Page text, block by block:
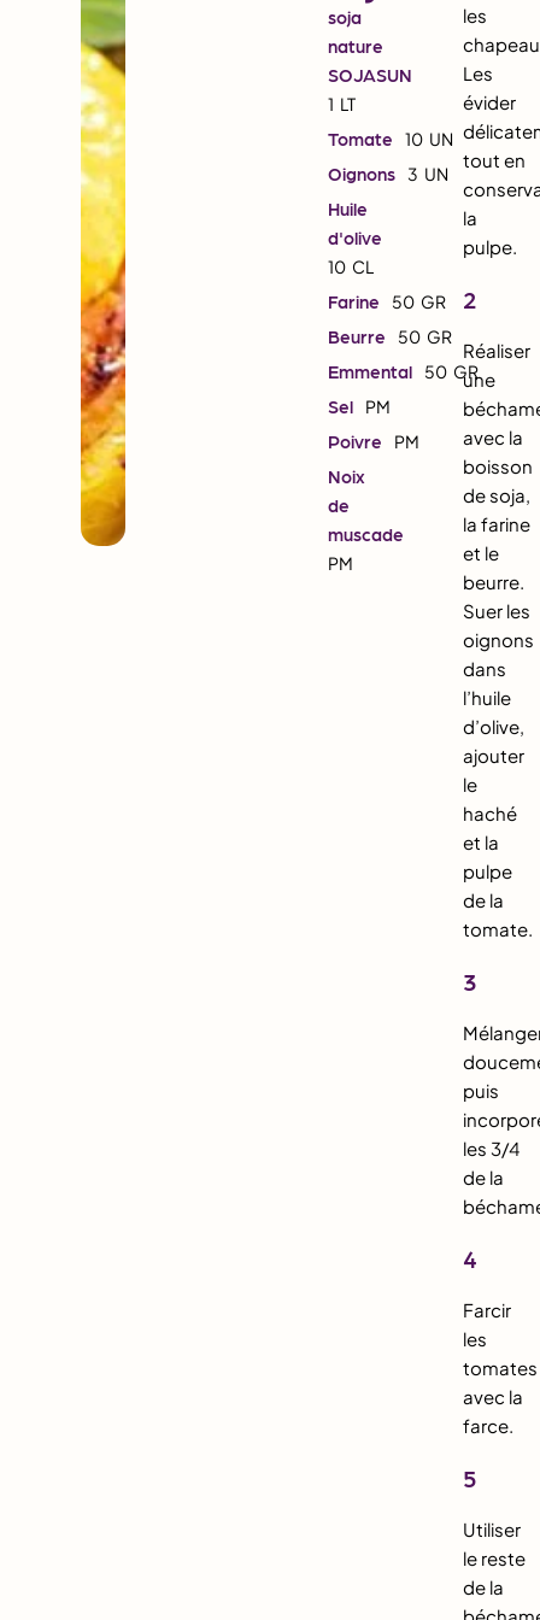
soja
nature
SOJASUN
1 LT
Tomate
10 UN
Oignons
3 UN
Huile
d'olive
10 CL
Farine
50 GR
Beurre
50 GR
Emmental
50 GR
Sel
PM
Poivre
PM
Noix
de
muscade
PM
les
Les
évider
tout en
la
pulpe.
2
Réaliser
une
avec la
boisson
de soja,
la farine
et le
beurre.
Suer les
oignons
dans
l’huile
d’olive,
ajouter
le
haché
et la
pulpe
de la
tomate.
3
puis
les 3/4
de la
4
Farcir
les
tomates
avec la
farce.
5
Utiliser
le reste
de la